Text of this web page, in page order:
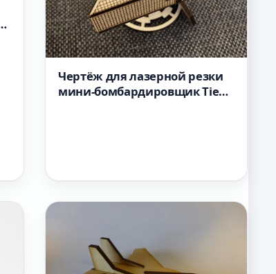
Чертёж для лазерной резки
мини-бомбардировщик Tie